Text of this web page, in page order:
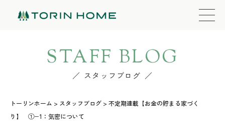
STAFF BLOG
スタッフブログ
トーリンホーム > スタッフブログ > 不定期連載【お金の貯まる家づく
り】 ①−1：気密について